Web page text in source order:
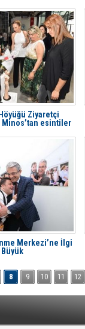
Ziyaretçi
Minos’tan esintiler
Merkezi’ne İlgi
Büyük
8 9 10 11 12